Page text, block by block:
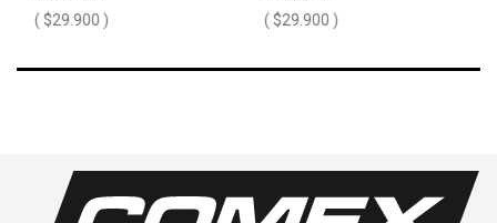
FLANGELESS 20%
OFF
( $29.900 )
FLANGELESS 15%
OFF
( $29.900 )